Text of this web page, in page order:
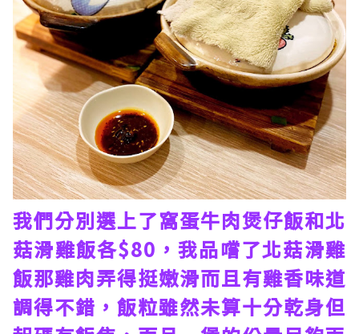
我們分別選上了窩蛋牛肉煲仔飯和北
菇滑雞飯各$80，我品嚐了北菇滑雞
飯那雞肉弄得挺嫩滑而且有雞香味道
調得不錯，飯粒雖然未算十分乾身但